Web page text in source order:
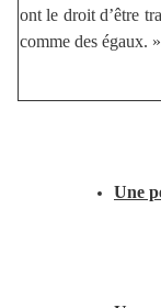
ont le droit d’être
comme des égaux.
Une